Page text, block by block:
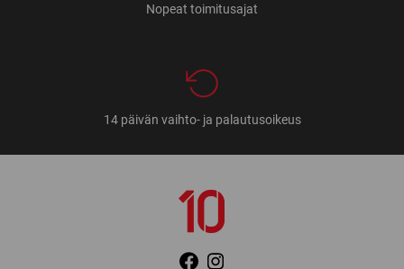
Nopeat toimitusajat
14 päivän vaihto- ja palautusoikeus